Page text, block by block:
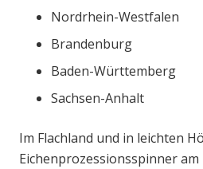
Nordrhein-Westfalen
Brandenburg
Baden-Württemberg
Sachsen-Anhalt
Im Flachland und in leichten
Eichenprozessionsspinner